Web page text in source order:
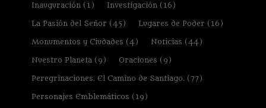
Inauguración(1) Investigación(16)
La Pasión del Señor (45) Lugares de Poder (16)
Monumentos y Ciudades (4) Noticias (44)
Nuestro Planeta(9) Oraciones (9)
Peregrinaciones. El Camino de Santiago.(77)
Personajes Emblemáticos (19)